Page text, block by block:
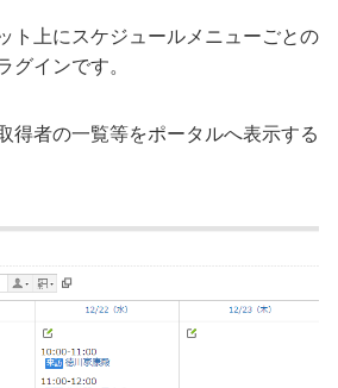
ト上にスケジュールメニューごとの
グインです。
得者の一覧等をポータルへ表示する